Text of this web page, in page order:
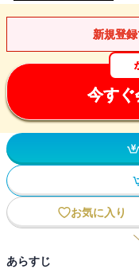
新規登
今すぐ
お気に入り
あらすじ